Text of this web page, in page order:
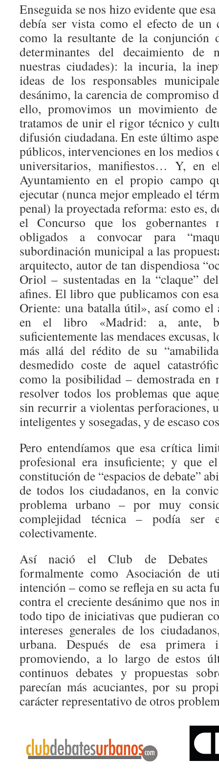
Enseguida se nos hizo evidente que
debía ser vista como el efecto de un
como la resultante de la conjunción
determinantes del decaimiento de
nuestras ciudades): la incuria, la
ideas de los responsables
desánimo, la carencia de compromiso
ello, promovimos un movimiento
tratamos de unir el rigor técnico y
difusión ciudadana. En este último
públicos, intervenciones en los medios
universitarios, manifiestos… Y, en
Ayuntamiento en el propio campo
ejecutar (nunca mejor empleado el
penal) la proyectada reforma: esto es,
el Concurso que los gobernantes
obligados a convocar para
subordinación municipal a las
arquitecto, autor de tan dispendiosa
Oriol – sustentadas en la “claque”
afines. El libro que publicamos con
Oriente: una batalla útil», así como
en el libro «Madrid: a, ante,
suficientemente las mendaces excusas,
más allá del rédito de su
desmedido coste de aquel
como la posibilidad – demostrada en
resolver todos los problemas que
sin recurrir a violentas perforaciones,
inteligentes y sosegadas, y de escaso
Pero entendíamos que esa crítica
profesional era insuficiente; y que
constitución de “espacios de debate”
de todos los ciudadanos, en la
problema urbano – por muy
complejidad técnica – podía ser
colectivamente.
Así nació el Club de Debates
formalmente como Asociación de
intención – como se refleja en su acta
contra el creciente desánimo que nos
todo tipo de iniciativas que pudieran
intereses generales de los
urbana. Después de esa primera
promoviendo, a lo largo de estos
continuos debates y propuestas
parecían más acuciantes, por su
carácter representativo de otros